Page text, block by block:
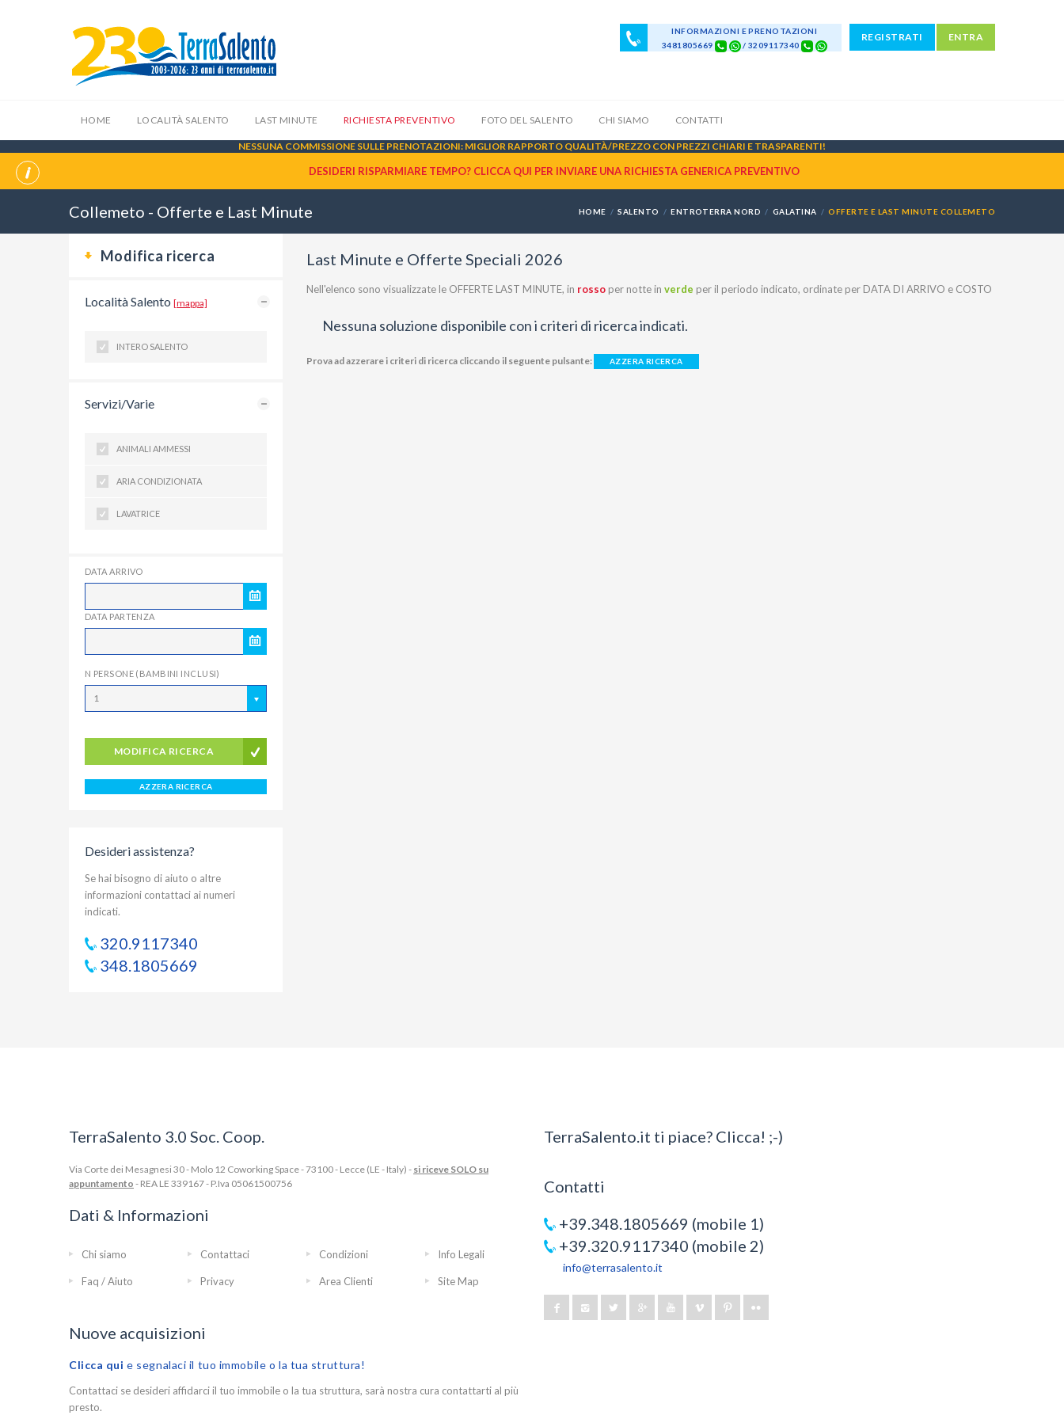
REGISTRATI ENTRA
INFORMAZIONI E PRENOTAZIONI
3481805669
/ 3209117340
HOME LOCALITÀ SALENTO LAST MINUTE RICHIESTA PREVENTIVO FOTO DEL SALENTO CHI SIAMO CONTATTI
NESSUNA COMMISSIONE SULLE PRENOTAZIONI: MIGLIOR RAPPORTO QUALITÀ/PREZZO CON PREZZI CHIARI E TRASPARENTI!
DESIDERI RISPARMIARE TEMPO? CLICCA QUI PER INVIARE UNA RICHIESTA GENERICA PREVENTIVO
Collemeto - Offerte e Last Minute HOME SALENTO ENTROTERRA NORD GALATINA OFFERTE E LAST MINUTE COLLEMETO
Modifica ricerca
Località Salento [mappa]
INTERO SALENTO
Servizi/Varie
ANIMALI AMMESSI
ARIA CONDIZIONATA
LAVATRICE
DATA ARRIVO
DATA PARTENZA
N PERSONE (BAMBINI INCLUSI)
1
MODIFICA RICERCA
AZZERA RICERCA
Desideri assistenza?
Se hai bisogno di aiuto o altre
informazioni contattaci ai numeri
indicati.
320.9117340
348.1805669
Last Minute e Offerte Speciali 2026
Nell'elenco sono visualizzate le OFFERTE LAST MINUTE, in rosso per notte in verde per il periodo indicato, ordinate per DATA DI ARRIVO e COSTO
Nessuna soluzione disponibile con i criteri di ricerca indicati.
Prova ad azzerare i criteri di ricerca cliccando il seguente pulsante: AZZERA RICERCA
TerraSalento 3.0 Soc. Coop.
Via Corte dei Mesagnesi 30 - Molo 12 Coworking Space - 73100 - Lecce (LE - Italy) - si riceve SOLO su
appuntamento - REA LE 339167 - P.Iva 05061500756
Dati & Informazioni
Chi siamo Contattaci Condizioni Info Legali
Faq / Aiuto Privacy Area Clienti Site Map
Nuove acquisizioni
Clicca qui e segnalaci il tuo immobile o la tua struttura!
Contattaci se desideri affidarci il tuo immobile o la tua struttura, sarà nostra cura contattarti al più
presto.
TerraSalento.it ti piace? Clicca! ;-)
Contatti
+39.348.1805669 (mobile 1)
+39.320.9117340 (mobile 2)
info@terrasalento.it